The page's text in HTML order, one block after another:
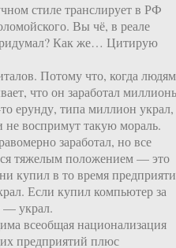
стиле транслирует в РФ
Вы чё, в реале
Как же… Цитирую
Потому что, когда людям
что он заработал
ерунду, типа миллион украл,
не воспримут такую мораль.
заработал, но все
тяжелым положением — это
купил в то время
Если купил компьютер за
— украл.
всеобщая национализация
предприятий плюс